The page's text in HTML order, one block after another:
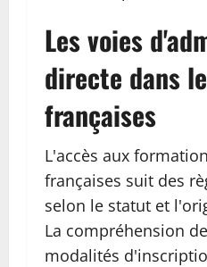
Les voies
directe dans
françaises
L'accès aux
françaises suit des
selon le statut et
La compréhension
modalités